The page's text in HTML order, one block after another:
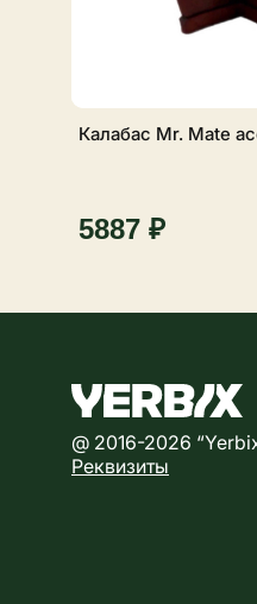
Калабас Mr. Mate
5887 ₽
@ 2016-2026
Реквизиты